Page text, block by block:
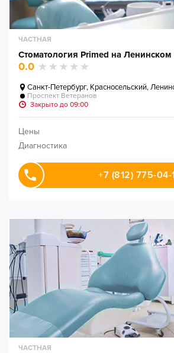
ЧАСТНАЯ
Стоматология Primed на Ленинском
0.0
Санкт-Петербург, Красносельский,
Проспект Ветеранов
Закрыто до 09:00
Цены
Диагностика
+7 (812) 775-04-
ЧАСТНАЯ